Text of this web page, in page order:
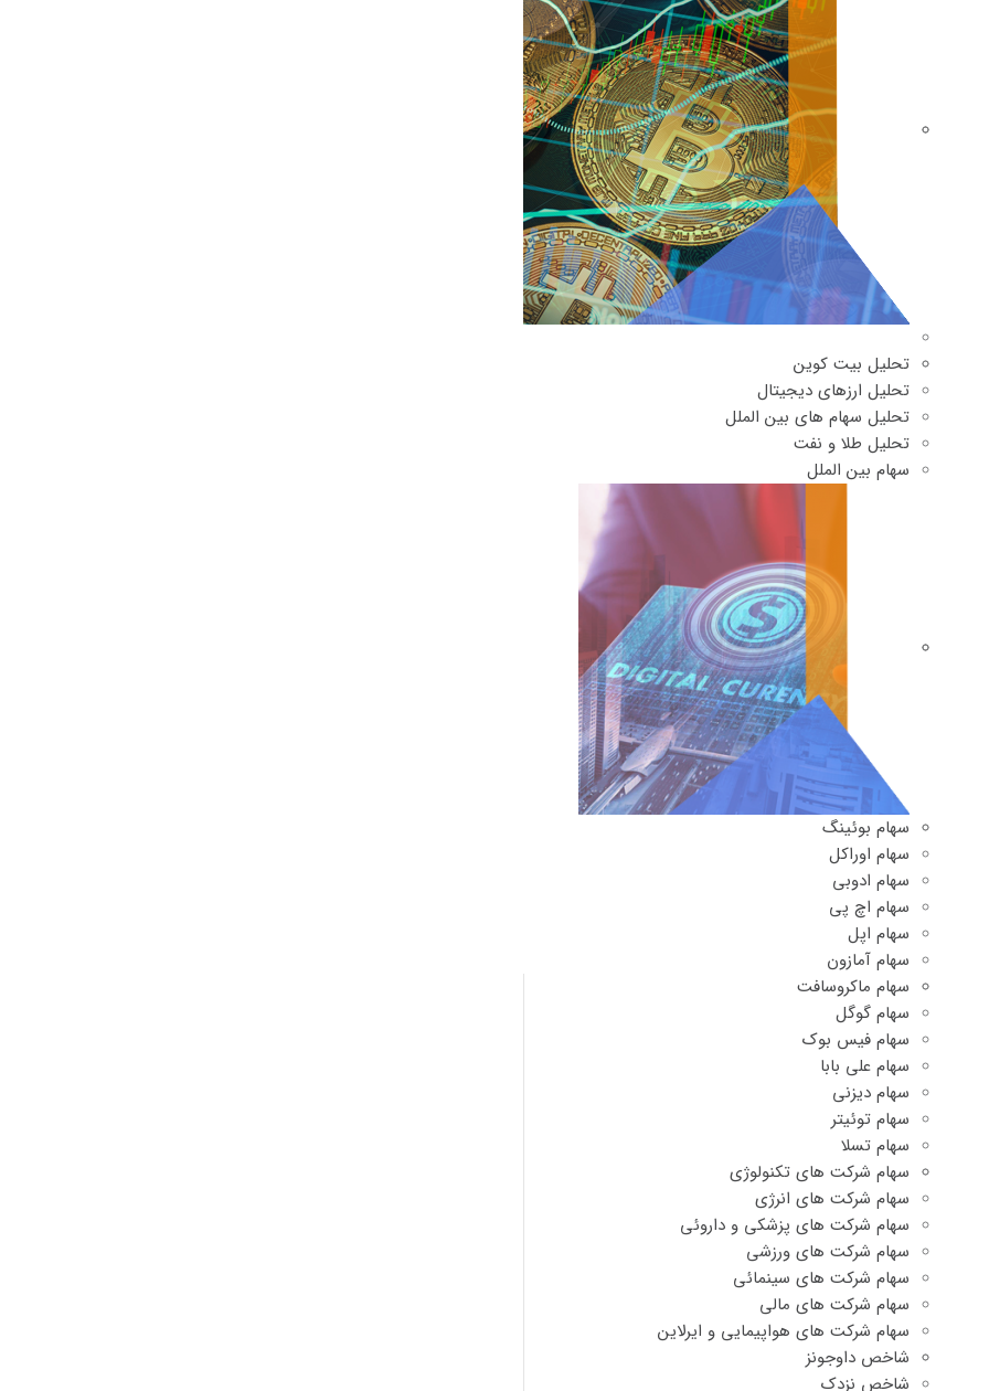
تحلیل بیت کوین
تحلیل ارزهای دیجیتال
تحلیل سهام های بین الملل
تحلیل طلا و نفت
سهام بین الملل
سهام بوئینگ
سهام اوراکل
سهام ادوبی
سهام اچ پی
سهام اپل
سهام آمازون
سهام ماکروسافت
سهام گوگل
سهام فیس بوک
سهام علی بابا
سهام دیزنی
سهام توئیتر
سهام تسلا
سهام شرکت های تکنولوژی
سهام شرکت های انرژی
سهام شرکت های پزشکی و داروئی
سهام شرکت های ورزشی
سهام شرکت های سینمائی
سهام شرکت های مالی
سهام شرکت های هواپیمایی و ایرلاین
شاخص داوجونز
شاخص نزدک